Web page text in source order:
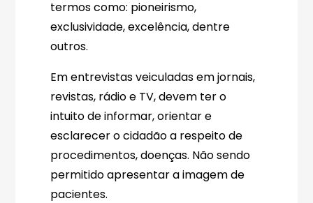
termos como: pioneirismo,
exclusividade, excelência, dentre
outros.
Em entrevistas veiculadas em jornais,
revistas, rádio e TV, devem ter o
intuito de informar, orientar e
esclarecer o cidadão a respeito de
procedimentos, doenças. Não sendo
permitido apresentar a imagem de
pacientes.